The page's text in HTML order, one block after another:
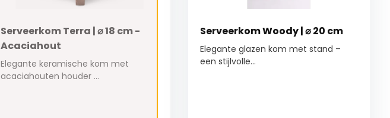
Serveerkom Terra | ⌀ 18 cm -
Acaciahout
Elegante keramische kom met
acaciahouten houder ...
Serveerkom Woody | ⌀ 20 cm
Elegante glazen kom met stand –
een stijlvolle...